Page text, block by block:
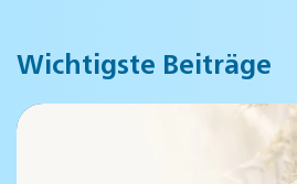
Wichtigste Beiträge